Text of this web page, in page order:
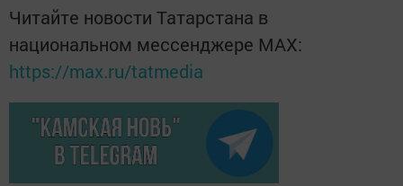
Читайте новости Татарстана в
национальном мессенджере MАХ:
https://max.ru/tatmedia